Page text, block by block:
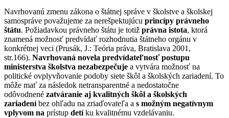
Navrhovanú zmenu zákona o štátnej správe v školstve a školskej
samospráve považujeme za nerešpektujúcu princípy právneho
štátu. Požiadavkou právneho štátu je totiž právna istota, ktorá
znamená možnosť predvídať rozhodnutia štátneho orgánu v
konkrétnej veci (Prusák, J.: Teória práva, Bratislava 2001,
str.166). Navrhovaná novela predvídateľnosť postupu
ministerstva školstva nezabezpečuje a vytvára možnosť na
politické ovplyvňovanie podoby siete škôl a školských zariadení. To
môže mať za následok netransparentné a nedostatočne
odôvodnené zatváranie aj kvalitných škôl a školských
zariadeníbez ohľadu na zriaďovateľa a s možným negatívnym
vplyvom na prístup detíku kvalitnému vzdelávaniu.